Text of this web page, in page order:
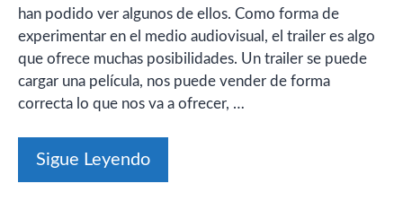
han podido ver algunos de ellos. Como forma de
experimentar en el medio audiovisual, el trailer es algo
que ofrece muchas posibilidades. Un trailer se puede
cargar una película, nos puede vender de forma
correcta lo que nos va a ofrecer, …
Sigue Leyendo